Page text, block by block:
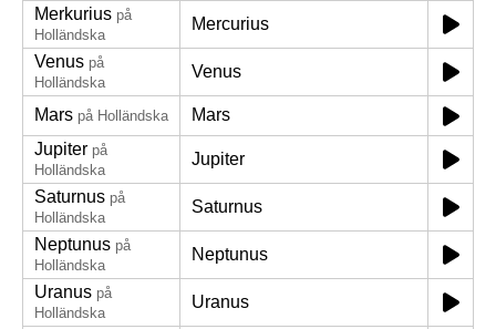
Merkurius på
Holländska
Mercurius
Venus på
Holländska
Venus
Mars på Holländska
Mars
Jupiter på
Holländska
Jupiter
Saturnus på
Holländska
Saturnus
Neptunus på
Holländska
Neptunus
Uranus på
Holländska
Uranus